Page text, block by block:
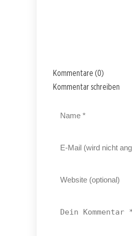
Kommentare (0)
Kommentar schreiben